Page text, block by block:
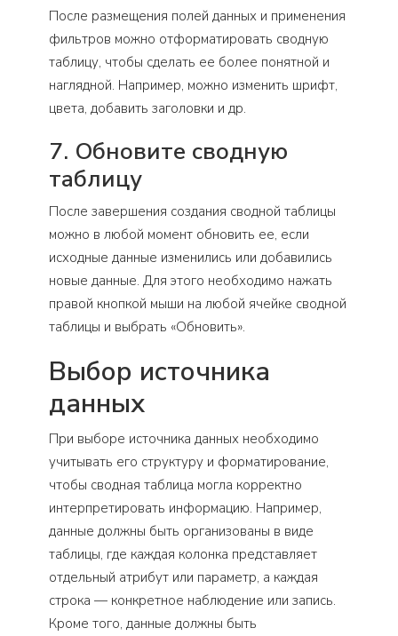
После размещения полей данных и применения
фильтров можно отформатировать сводную
таблицу, чтобы сделать ее более понятной и
наглядной. Например, можно изменить шрифт,
цвета, добавить заголовки и др.
7. Обновите сводную
таблицу
После завершения создания сводной таблицы
можно в любой момент обновить ее, если
исходные данные изменились или добавились
новые данные. Для этого необходимо нажать
правой кнопкой мыши на любой ячейке сводной
таблицы и выбрать «Обновить».
Выбор источника
данных
При выборе источника данных необходимо
учитывать его структуру и форматирование,
чтобы сводная таблица могла корректно
интерпретировать информацию. Например,
данные должны быть организованы в виде
таблицы, где каждая колонка представляет
отдельный атрибут или параметр, а каждая
строка — конкретное наблюдение или запись.
Кроме того, данные должны быть